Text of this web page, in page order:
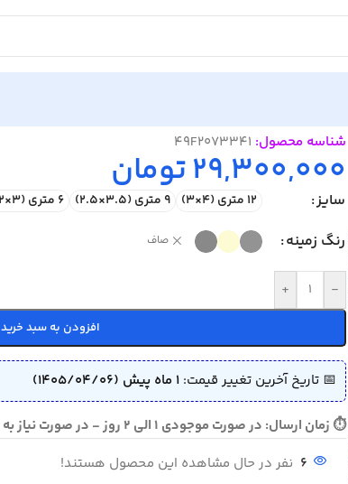
شناسه محصول: 49F2073341
29,300,000تومان
سایز 12 متری (4×3) 9 متری (3.5×2.5) 6 متری (3×2)
رنگ زمینه صاف
-
+
افزودن به سبد خرید
📅 تاریخ آخرین تغییر قیمت: 1 ماه پیش (1405/04/06)
⏱ زمان ارسال: در صورت موجودی 1 الی 2 روز - در صورت نیاز به بافت 10 الی 12 روز ارسال می گردد
6 نفر در حال مشاهده این محصول هستند!